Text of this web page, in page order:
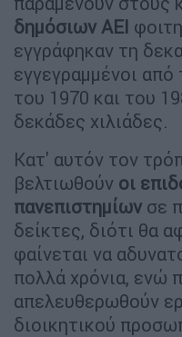
δημόσιων ΑΕΙ
εγγράφηκαν τη
εγγεγραμμένοι από
του 1970 και του
δεκάδες χιλιάδες.
Κατ' αυτόν τον
βελτιωθούν οι
πανεπιστημίων σε
δείκτες, διότι θα
φαίνεται να
πολλά χρόνια, ενώ
απελευθερωθούν
διοικητικού